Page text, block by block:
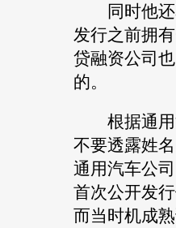
同时他还
发行之前拥
贷融资公司
的。
根据通
不要透露姓
通用汽车公
首次公开发
而当时机成